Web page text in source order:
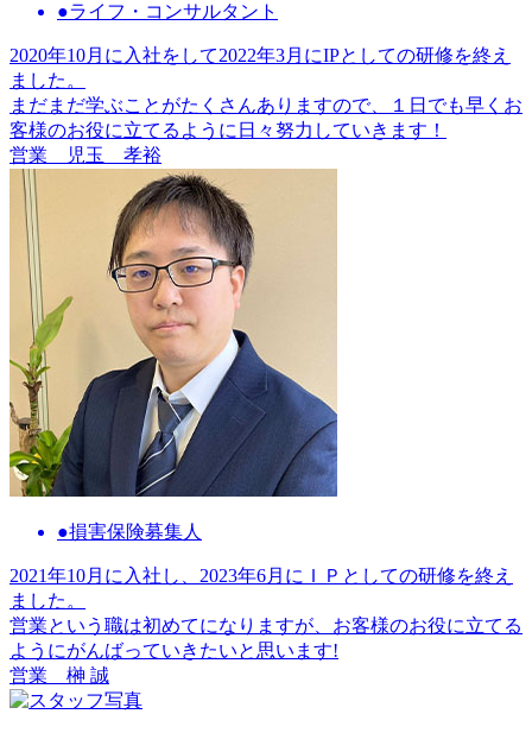
●ライフ・コンサルタント
2020年10月に入社をして2022年3月にIPとしての研修を終え
ました。
まだまだ学ぶことがたくさんありますので、１日でも早くお
客様のお役に立てるように日々努力していきます！
営業 児玉 孝裕
●損害保険募集人
2021年10月に入社し、2023年6月にＩＰとしての研修を終え
ました。
営業という職は初めてになりますが、お客様のお役に立てる
ようにがんばっていきたいと思います!
営業 榊 誠